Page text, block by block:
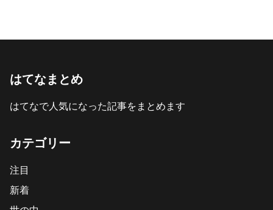
はてなまとめ
はてなで人気になった記事をまとめます
カテゴリー
注目
新着